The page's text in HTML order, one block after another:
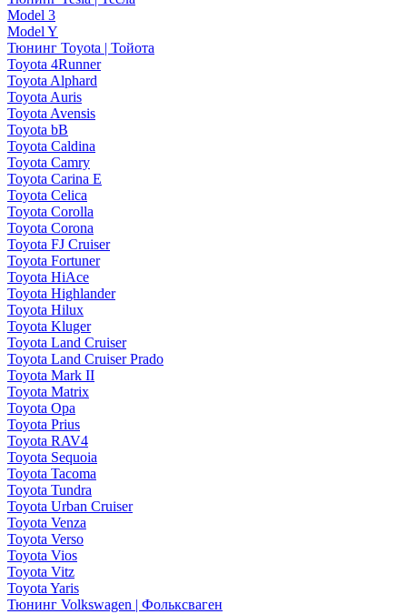
Model 3
Model Y
Тюнинг Toyota | Тойота
Toyota 4Runner
Toyota Alphard
Toyota Auris
Toyota Avensis
Toyota bB
Toyota Caldina
Toyota Camry
Toyota Carina E
Toyota Celica
Toyota Corolla
Toyota Corona
Toyota FJ Cruiser
Toyota Fortuner
Toyota HiAce
Toyota Highlander
Toyota Hilux
Toyota Kluger
Toyota Land Cruiser
Toyota Land Cruiser Prado
Toyota Mark II
Toyota Matrix
Toyota Opa
Toyota Prius
Toyota RAV4
Toyota Sequoia
Toyota Tacoma
Toyota Tundra
Toyota Urban Cruiser
Toyota Venza
Toyota Verso
Toyota Vios
Toyota Vitz
Toyota Yaris
Тюнинг Volkswagen | Фольксваген